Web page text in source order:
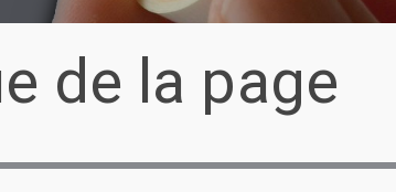
de la page